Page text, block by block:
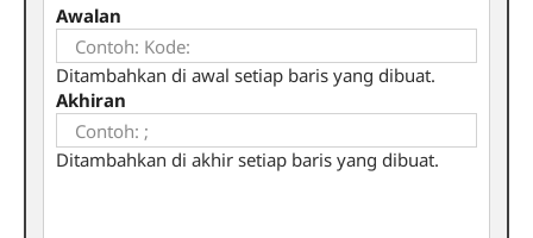
Awalan
Ditambahkan di awal setiap baris yang dibuat.
Akhiran
Ditambahkan di akhir setiap baris yang dibuat.